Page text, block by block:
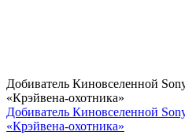
Добиватель Киновселенной
«Крэйвена-охотника»
Добиватель Киновселенной
«Крэйвена-охотника»